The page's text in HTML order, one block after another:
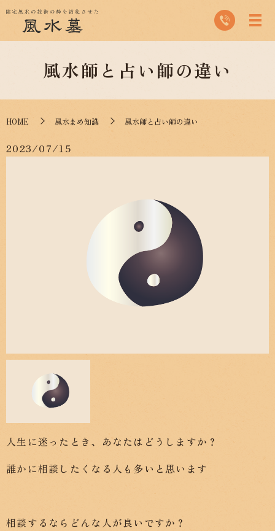
風水師と占い師の違い
HOME 風水まめ知識 風水師と占い師の違い
2023/07/15
人生に迷ったとき、あなたはどうしますか？
誰かに相談したくなる人も多いと思います
相談するならどんな人が良いですか？